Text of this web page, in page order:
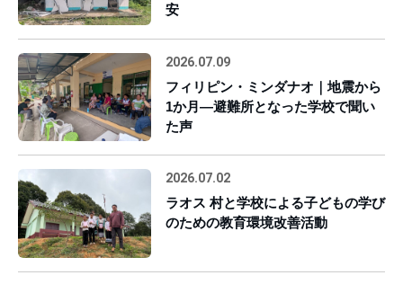
安
2026.07.09
フィリピン・ミンダナオ｜地震から
1か月―避難所となった学校で聞い
た声
2026.07.02
ラオス 村と学校による子どもの学び
のための教育環境改善活動